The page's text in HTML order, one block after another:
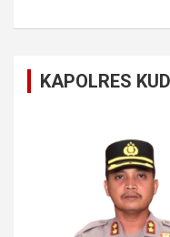
KAPOLRES